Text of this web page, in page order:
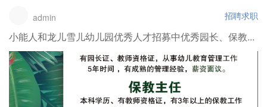
admin 招聘求职
小能人和龙儿雪儿幼儿园优秀人才招募中优秀园长、保教...